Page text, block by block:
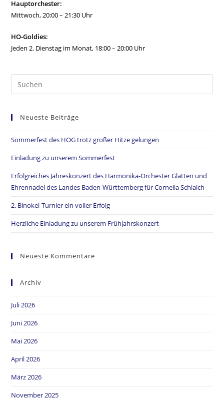
Hauptorchester:
Mittwoch, 20:00 – 21:30 Uhr
HO-Goldies:
Jeden 2. Dienstag im Monat, 18:00 – 20:00 Uhr
Neueste Beiträge
Sommerfest des HOG trotz großer Hitze gelungen
Einladung zu unserem Sommerfest
Erfolgreiches Jahreskonzert des Harmonika-Orchester Glatten und
Ehrennadel des Landes Baden-Württemberg für Cornelia Schlaich
2. Binokel-Turnier ein voller Erfolg
Herzliche Einladung zu unserem Frühjahrskonzert
Neueste Kommentare
Archiv
Juli 2026
Juni 2026
Mai 2026
April 2026
März 2026
November 2025